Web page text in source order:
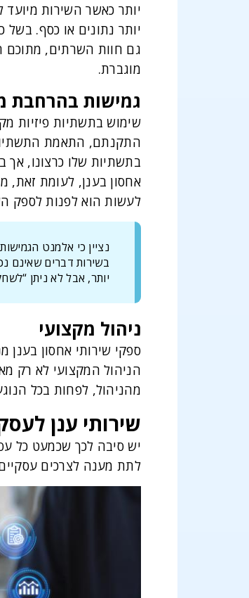
יותר כאשר השירות
יותר נתונים או כסף.
גם חוות השרתים, מתוכם
מוגברת.
גמישות בהרחבת
שימוש בתשתיות פיזיות
התקנתם, התאמת
בתשתיות שלו כרצונו, אך
אחסון בענן, לעומת
לעשות הוא לפנות לספק
נציין כי אלמנט
בשירות דברים שאינם
יותר, אבל לא ניתן
ניהול מקצועי
הניהול המקצועי לא רק
מהניהול, לפחות בכל
שירותי ענן
יש סיבה לכך שכמעט כל
לתת מענה לצרכים